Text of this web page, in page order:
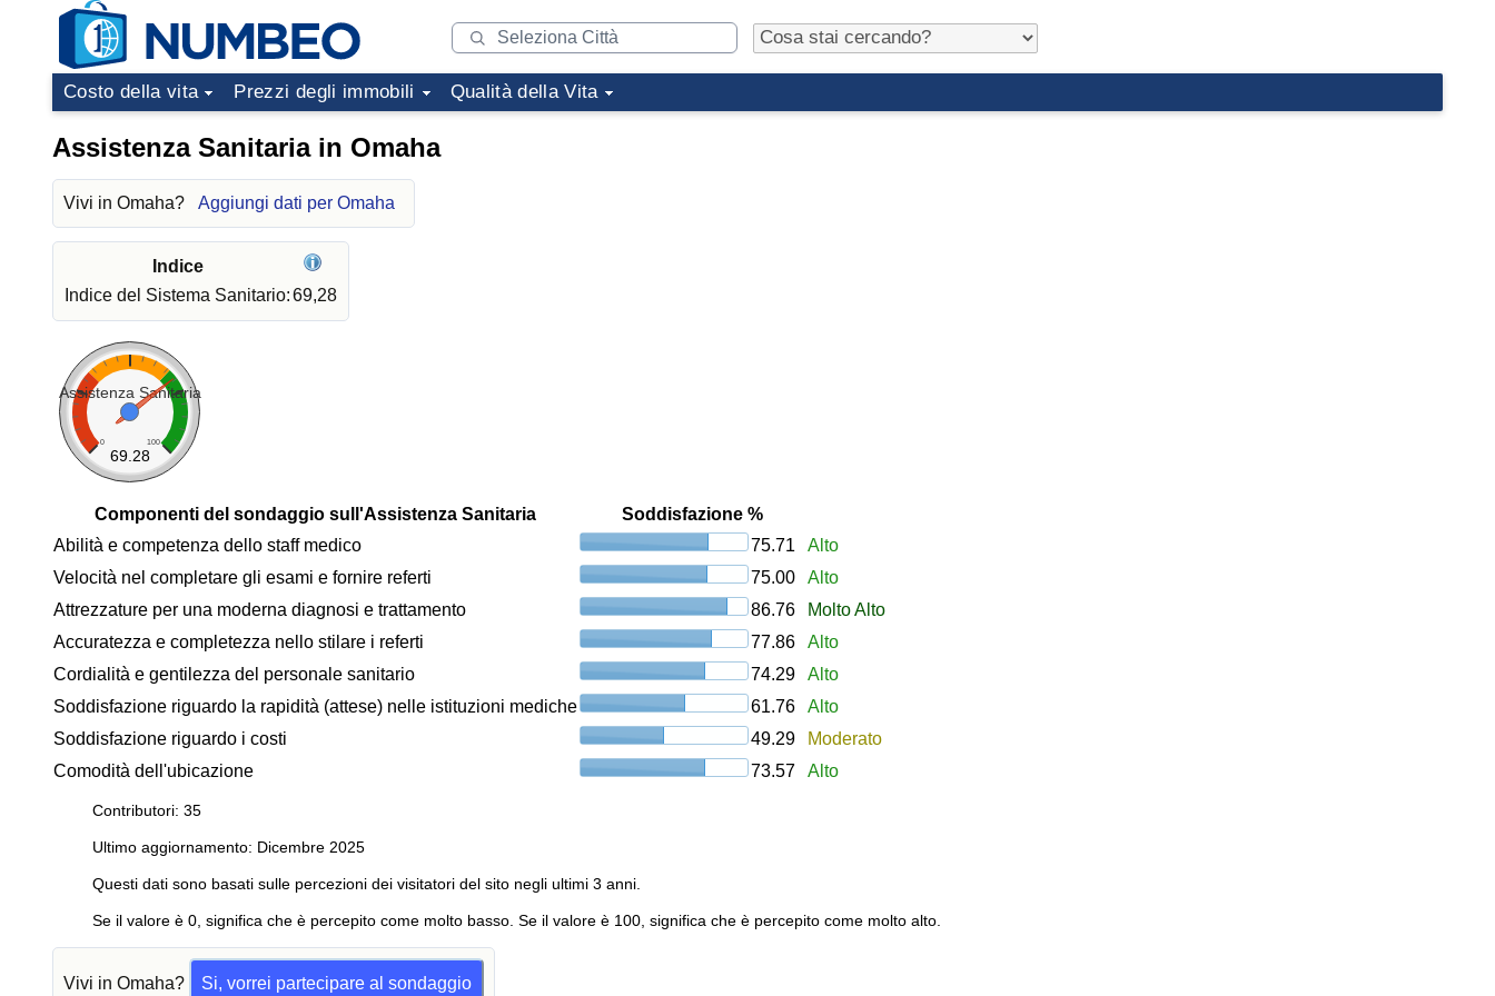
Costo della vita Prezzi degli immobili Qualità della Vita
Assistenza Sanitaria in Omaha
Vivi in Omaha? Aggiungi dati per Omaha
Indice
Indice del Sistema Sanitario:69,28
Assistenza Sanitaria
0 100
69.28
Componenti del sondaggio sull'Assistenza Sanitaria
Soddisfazione %
Abilità e competenza dello staff medico
75.71
Alto
Velocità nel completare gli esami e fornire referti
75.00
Alto
Attrezzature per una moderna diagnosi e trattamento
86.76
Molto Alto
Accuratezza e completezza nello stilare i referti
77.86
Alto
Cordialità e gentilezza del personale sanitario
74.29
Alto
Soddisfazione riguardo la rapidità (attese) nelle istituzioni mediche
61.76
Alto
Soddisfazione riguardo i costi
49.29
Moderato
Comodità dell'ubicazione
73.57 Alto
Contributori: 35
Ultimo aggiornamento: Dicembre 2025
Questi dati sono basati sulle percezioni dei visitatori del sito negli ultimi 3 anni.
Se il valore è 0, significa che è percepito come molto basso. Se il valore è 100, significa che è percepito come molto alto.
Vivi in Omaha? Si, vorrei partecipare al sondaggio